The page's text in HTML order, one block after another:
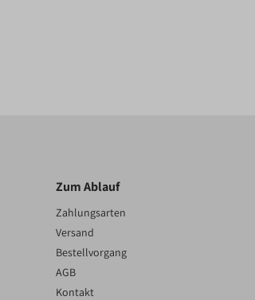
Zum Ablauf
Zahlungsarten
Versand
Bestellvorgang
AGB
Kontakt